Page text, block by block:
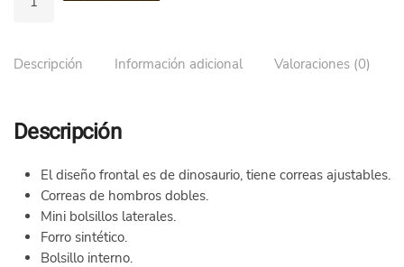
infantil
colores
Descripción Información adicional Valoraciones (0)
Descripción
El diseño frontal es de dinosaurio, tiene correas ajustables.
Correas de hombros dobles.
Mini bolsillos laterales.
Forro sintético.
Bolsillo interno.